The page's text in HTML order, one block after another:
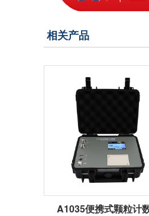
相关产品
A1035便携式颗粒计